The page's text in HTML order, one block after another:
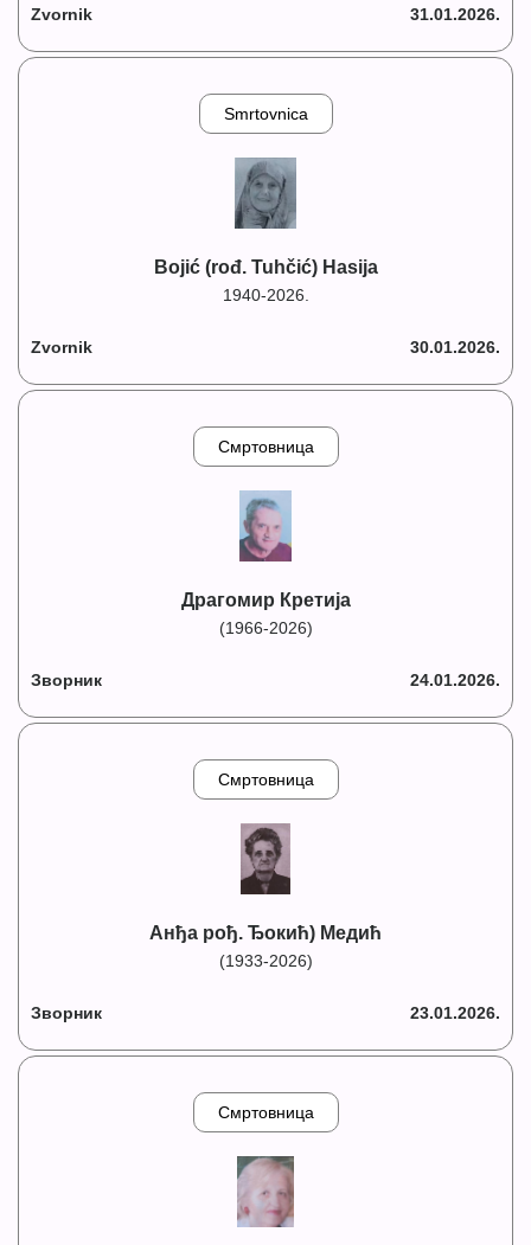
Zvornik 31.01.2026.
Smrtovnica
Bojić (rođ. Tuhčić) Hasija
1940-2026.
Zvornik 30.01.2026.
Смртовница
Драгомир Кретија
(1966-2026)
Зворник 24.01.2026.
Смртовница
Анђа рођ. Ђокић) Медић
(1933-2026)
Зворник 23.01.2026.
Смртовница